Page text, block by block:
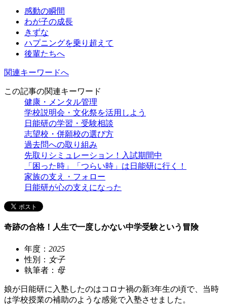
感動の瞬間
わが子の成長
きずな
ハプニングを乗り超えて
後輩たちへ
関連キーワードへ
この記事の関連キーワード
健康・メンタル管理
学校説明会・文化祭を活用しよう
日能研の学習・受験相談
志望校・併願校の選び方
過去問への取り組み
先取りシミュレーション！入試期間中
「困った時」「つらい時」は日能研に行く！
家族の支え・フォロー
日能研が心の支えになった
奇跡の合格！人生で一度しかない中学受験という冒険
年度： 2025
性別： 女子
執筆者： 母
娘が日能研に入塾したのはコロナ禍の新3年生の頃で、当時
は学校授業の補助のような感覚で入塾させました。